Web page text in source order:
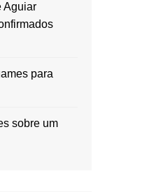
Aguiar
para
sobre um